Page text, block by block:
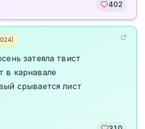
402
)
затеяла твист
в карнавале
срывается лист